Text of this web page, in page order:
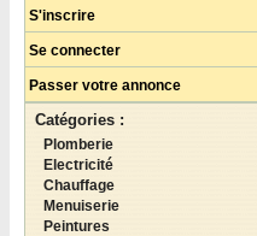
S'inscrire
Se connecter
Passer votre annonce
Catégories :
Plomberie
Electricité
Chauffage
Menuiserie
Peintures